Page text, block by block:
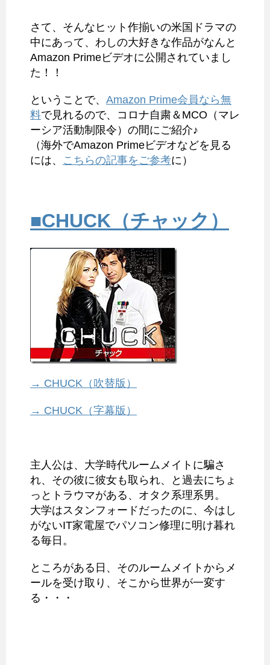
さて、そんなヒット作揃いの米国ドラマの
中にあって、わしの大好きな作品がなんと
Amazon Primeビデオに公開されていまし
た！！
ということで、 Amazon Prime会員なら無
料で見れるので、コロナ自粛＆MCO（マレ
ーシア活動制限令）の間にご紹介♪
（海外でAmazon Primeビデオなどを見る
には、 こちらの記事をご参考に）
■CHUCK（チャック）
→ CHUCK（吹替版）
→ CHUCK（字幕版）
主人公は、大学時代ルームメイトに騙さ
れ、その彼に彼女も取られ、と過去にちょ
っとトラウマがある、オタク系理系男。
大学はスタンフォードだったのに、今はし
がないIT家電屋でパソコン修理に明け暮れ
る毎日。
ところがある日、そのルームメイトからメ
ールを受け取り、そこから世界が一変す
る・・・